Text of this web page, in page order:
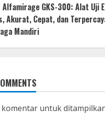
GKS-300: Alat Uji
Akurat, Cepat, dan
Mandiri
komentar untuk